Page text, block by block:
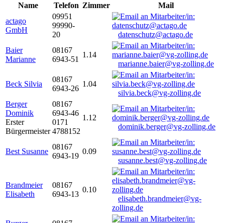
Name
Telefon Zimmer
Mail
actago
GmbH
09951
99990-
20
datenschutz@actago.de
Baier
Marianne
08167
6943-51
1.14
marianne.baier@vg-zolling.de
Beck Silvia
08167
6943-26
1.04
silvia.beck@vg-zolling.de
Berger
Dominik
Erster
Bürgermeister
08167
6943-46
0171
4788152
1.12
dominik.berger@vg-zolling.de
Best Susanne
08167
6943-19
0.09
susanne.best@vg-zolling.de
Brandmeier
Elisabeth
08167
6943-13
0.10
elisabeth.brandmeier@vg-
zolling.de